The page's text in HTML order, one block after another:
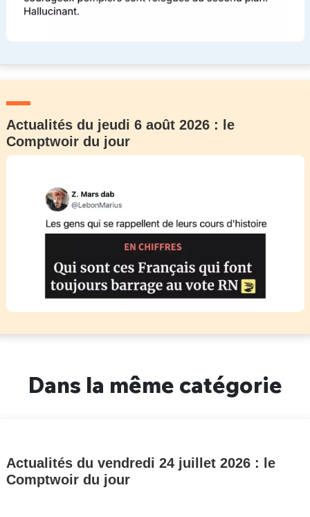
Actualités du jeudi 6 août 2026 : le
Comptwoir du jour
Dans la même catégorie
Actualités du vendredi 24 juillet 2026 : le
Comptwoir du jour